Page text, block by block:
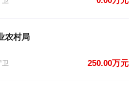
农村局
卫 250.00万元